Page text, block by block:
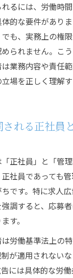
おける管理職記載
正社員管理職の採
極めるための法的
求められる管理監
にも関係する管理
混同される管理職
監督者の要件と求
で異なる管理職の
異なるバイトと正
るには、労働時
的な要件があり
も、実務上の権
られません。こ
業務内容や責任
場を正しく理解
れる正社員
正社員」と「管
社員であっても
です。特に求人
調すると、応募
す。
労働基準法上の
が適用されない
には具体的な労